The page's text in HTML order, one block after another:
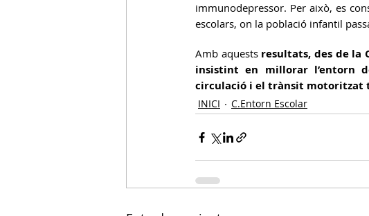
immunodepressor. Per això, es
escolars, on la població infantil
Amb aquests resultats, des de la
insistint en millorar l’entorn
circulació i el trànsit motoritzat
INICI C.Entorn Escolar